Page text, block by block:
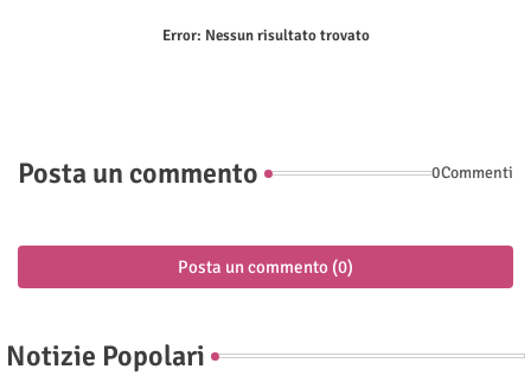
Error: Nessun risultato trovato
Posta un commento 0Commenti
Posta un commento (0)
Notizie Popolari